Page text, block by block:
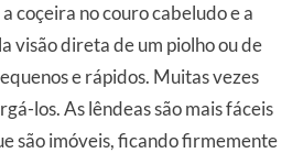
coçeira no couro cabeludo e a
visão direta de um piolho ou de
e rápidos. Muitas vezes
los. As lêndeas são mais fáceis
são imóveis, ficando firmemente